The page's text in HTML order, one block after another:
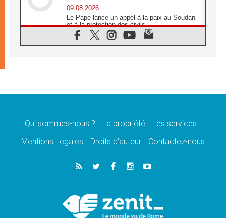
09.08.2026
Le Pape lance un appel à la paix au Soudan
et à la protection des civils
09.08.2026
Déclaration d'Addis-Abeba du SCEAM sur
08.08.2026
08.08.2026
la victoire de l'amour sur la mort
«Relancer l'empathie», le projet Triennal d'art
des Universités catholiques
Signis 2026, donner la parole aux religieuses
catholiques
Qui sommes-nous ? La propriété
Les services
Mentions Legales
Droits d’auteur Contactez-nous